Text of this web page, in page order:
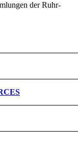
der Ruhr-